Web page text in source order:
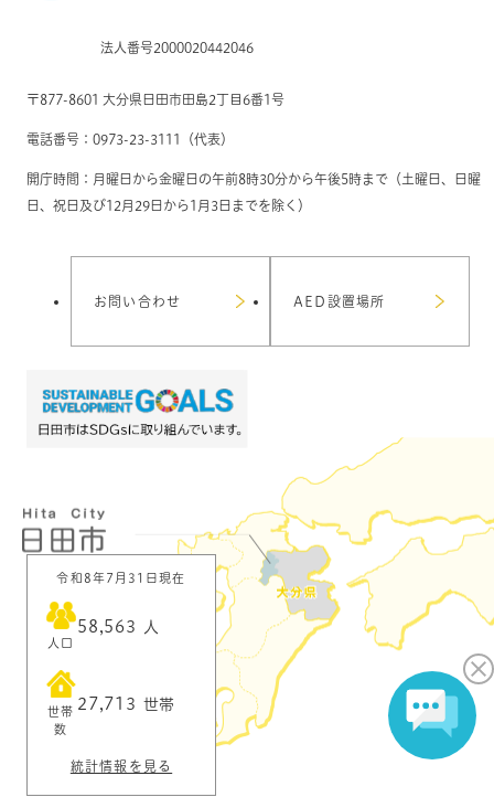
法人番号2000020442046
〒877-8601 大分県日田市田島2丁目6番1号
電話番号：0973-23-3111（代表）
開庁時間：月曜日から金曜日の午前8時30分から午後5時まで（土曜日、日曜
日、祝日及び12月29日から1月3日までを除く）
お問い合わせ AED設置場所
令和8年7月31日現在
人口
58,563 人
世帯
数
27,713 世帯
統計情報を見る